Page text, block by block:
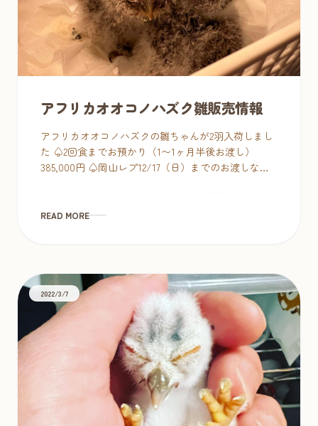
アフリカオオコノハズク雛販売情報
アフリカオオコノハズクの雛ちゃんが2羽入荷しまし
た ♤2回食までお預かり（1〜1ヶ月半後お渡し）
385,000円 ♤岡山レプ12/17（日）までのお渡しなら
READ MORE
2022/3/7